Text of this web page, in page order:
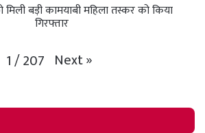
बड़ी कामयाबी महिला तस्कर को किया
गिरफ्तार
1/207 Next»